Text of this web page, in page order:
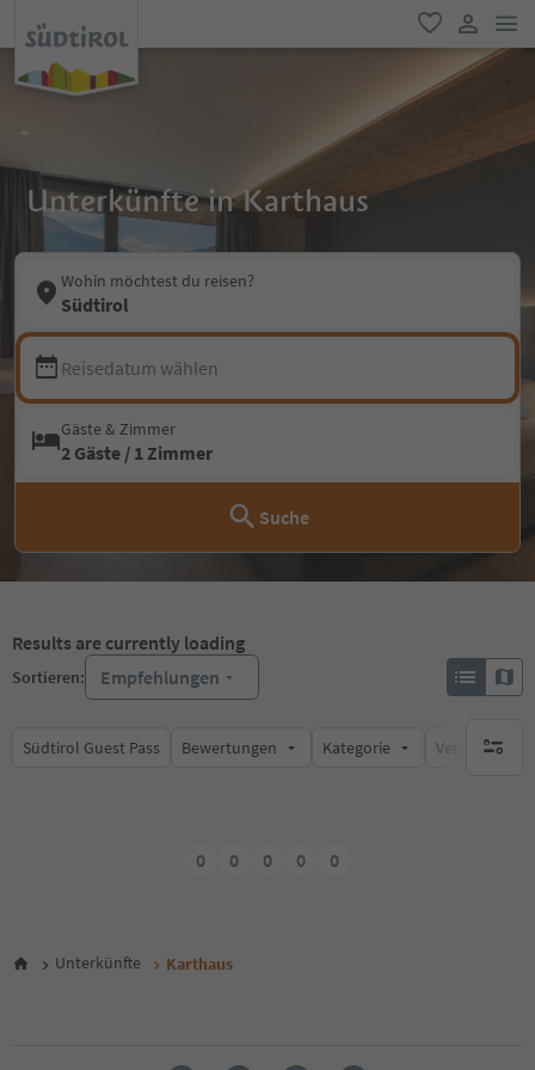
favorit
user link
Unterkünfte in Karthaus
Wohin möchtest du reisen?
Südtirol
Reisedatum wählen
Gäste & Zimmer
2 Gäste / 1 Zimmer
Suche
Results are currently loading
Sortieren: Empfehlungen
Südtirol Guest Pass Bewertungen Kategorie keine
0 0 0 0 0
Unterkünfte Karthaus